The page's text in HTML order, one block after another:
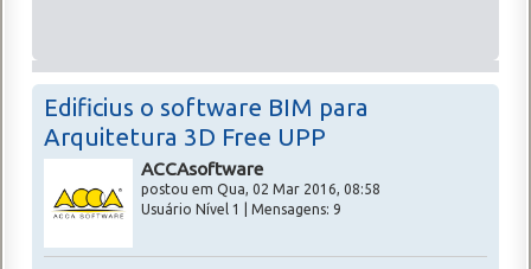
Edificius o software BIM para
Arquitetura 3D Free UPP
ACCAsoftware
postou em Qua, 02 Mar 2016, 08:58
Usuário Nível 1 | Mensagens: 9